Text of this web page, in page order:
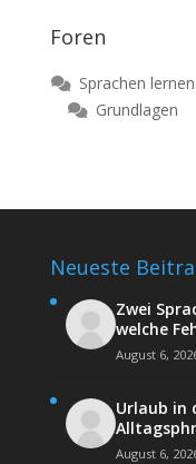
Foren
Sprachen lernen
Grundlagen
Neueste
Zwei
welche
August 6,
Urlaub in
August 6,